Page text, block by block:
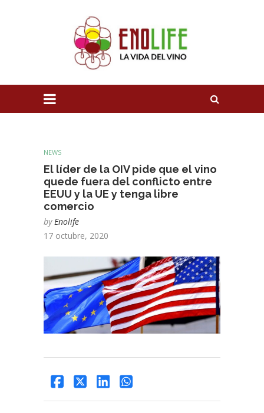
NEWS
El líder de la OIV pide que el vino
quede fuera del conflicto entre
EEUU y la UE y tenga libre
comercio
by Enolife
17 octubre, 2020